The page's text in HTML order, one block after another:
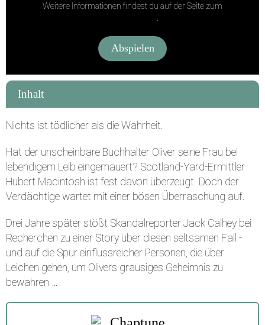
Weitere Informationen findest du auf der Seite zum
.
Abspielen
Inhalt
Nichts ist tödlicher als die Wahrheit.
Hat der unscheinbare Buchhalter Oliver seine Frau bei
lebendigem Leib eingemauert? Scotland-Yard-Ermittler
Hubert Macintosh ist fest davon überzeugt. Doch der
Verdächtige wartet mit einer bösen Überraschung auf.
Drei Jahre später stößt Skandalreporter Jack Calhey bei
Recherchen zu einer Story über diesen seltsamen Fall -
und auf die Spur einflussreicher Personen, die über
Leichen gehen, um Olivers grausiges Geheimnis zu
bewahren …